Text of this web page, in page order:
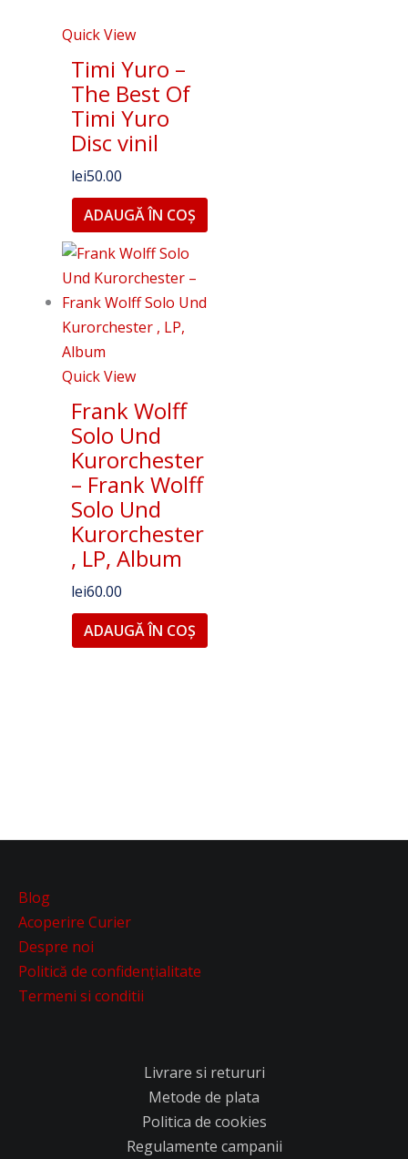
Quick View
Timi Yuro –
The Best Of
Timi Yuro
Disc vinil
lei50.00
ADAUGĂ ÎN COȘ
Quick View
Frank Wolff
Solo Und
Kurorchester
– Frank Wolff
Solo Und
Kurorchester
, LP, Album
lei60.00
ADAUGĂ ÎN COȘ
Blog
Acoperire Curier
Despre noi
Politică de confidențialitate
Termeni si conditii
Livrare si retururi
Metode de plata
Politica de cookies
Regulamente campanii